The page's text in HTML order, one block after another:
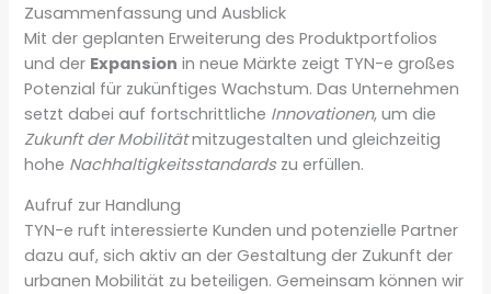
Zusammenfassung und Ausblick
Mit der geplanten Erweiterung des Produktportfolios
und der Expansion in neue Märkte zeigt TYN-e großes
Potenzial für zukünftiges Wachstum. Das Unternehmen
setzt dabei auf fortschrittliche Innovationen, um die
Zukunft der Mobilitätmitzugestalten und gleichzeitig
hohe Nachhaltigkeitsstandards zu erfüllen.
Aufruf zur Handlung
TYN-e ruft interessierte Kunden und potenzielle Partner
dazu auf, sich aktiv an der Gestaltung der Zukunft der
urbanen Mobilität zu beteiligen. Gemeinsam können wir